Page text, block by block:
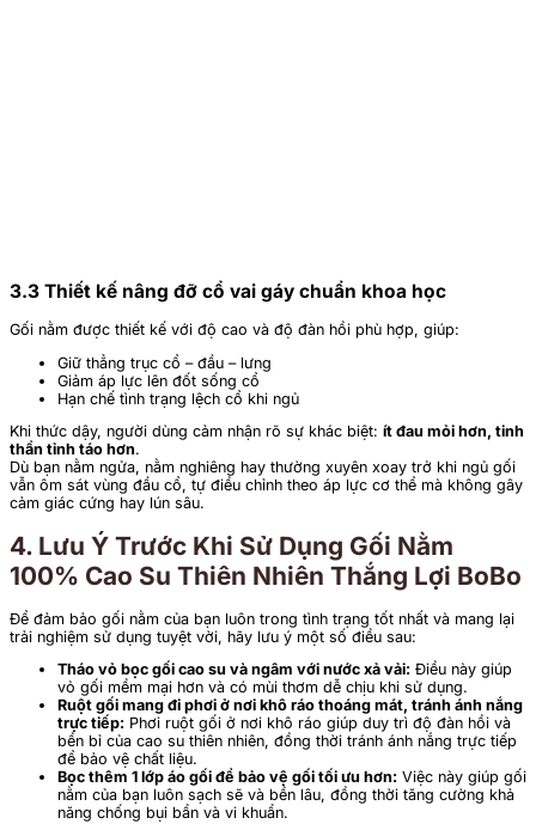
3.3 Thiết kế nâng đỡ cổ vai gáy chuẩn khoa học
Gối nằm được thiết kế với độ cao và độ đàn hồi phù hợp, giúp:
Giữ thẳng trục cổ – đầu – lưng
Giảm áp lực lên đốt sống cổ
Hạn chế tình trạng lệch cổ khi ngủ
Khi thức dậy, người dùng cảm nhận rõ sự khác biệt: ít đau mỏi hơn, tinh
thần tỉnh táo hơn.
Dù bạn nằm ngửa, nằm nghiêng hay thường xuyên xoay trở khi ngủ gối
vẫn ôm sát vùng đầu cổ, tự điều chỉnh theo áp lực cơ thể mà không gây
cảm giác cứng hay lún sâu.
4. Lưu Ý Trước Khi Sử Dụng Gối Nằm
100% Cao Su Thiên Nhiên Thắng Lợi BoBo
Để đảm bảo gối nằm của bạn luôn trong tình trạng tốt nhất và mang lại
trải nghiệm sử dụng tuyệt vời, hãy lưu ý một số điều sau:
Tháo vỏ bọc gối cao su và ngâm với nước xả vải: Điều này giúp
vỏ gối mềm mại hơn và có mùi thơm dễ chịu khi sử dụng.
Ruột gối mang đi phơi ở nơi khô ráo thoáng mát, tránh ánh nắng
trực tiếp: Phơi ruột gối ở nơi khô ráo giúp duy trì độ đàn hồi và
bền bỉ của cao su thiên nhiên, đồng thời tránh ánh nắng trực tiếp
để bảo vệ chất liệu.
Bọc thêm 1 lớp áo gối để bảo vệ gối tối ưu hơn: Việc này giúp gối
nằm của bạn luôn sạch sẽ và bền lâu, đồng thời tăng cường khả
năng chống bụi bẩn và vi khuẩn.